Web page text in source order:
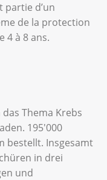
partie d’un
de la protection
4 à 8 ans.
Thema Krebs
195'000
bestellt. Insgesamt
in drei
und